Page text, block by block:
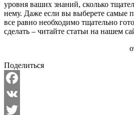
уровня ваших знаний, сколько
нему. Даже если вы выберете самые
все равно необходимо тщательно
сделать – читайте статьи на нашем
Поделиться
Facebook
VK